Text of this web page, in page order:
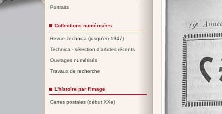
Portraits
Collections numérisées
Revue Technica (jusqu'en 1947)
Technica - sélection d'articles récents
Ouvrages numérisés
Travaux de recherche
L'histoire par l'image
Cartes postales (début XXe)